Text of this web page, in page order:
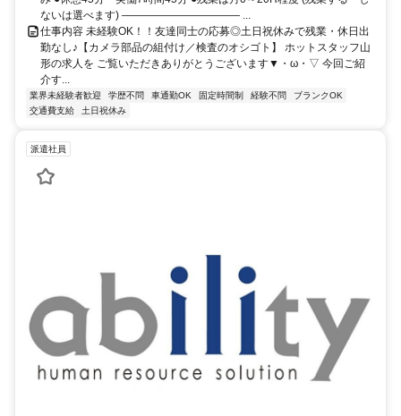
ないは選べます) ――――――――――― ...
仕事内容 未経験OK！！友達同士の応募◎土日祝休みで残業・休日出
勤なし♪【カメラ部品の組付け／検査のオシゴト】 ホットスタッフ山
形の求人を ご覧いただきありがとうございます▼・ω・▽ 今回ご紹
介す...
業界未経験者歓迎 学歴不問 車通勤OK 固定時間制 経験不問
ブランクOK
交通費支給
土日祝休み
派遣社員